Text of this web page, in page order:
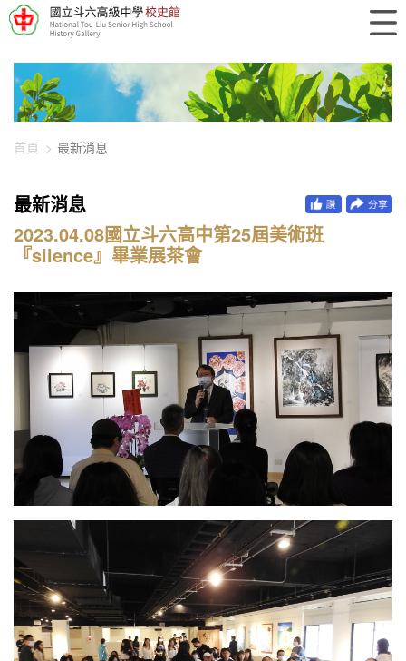
448-2590
首頁 最新消息
最新消息
2023.04.08國立斗六高中第25屆美術班
『silence』畢業展茶會